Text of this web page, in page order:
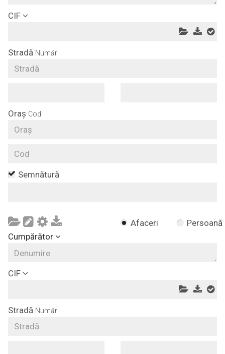
CIF
Stradă Număr
Oraș Cod
Semnătură
Afaceri
Persoană
Cumpărător
CIF
Stradă Număr